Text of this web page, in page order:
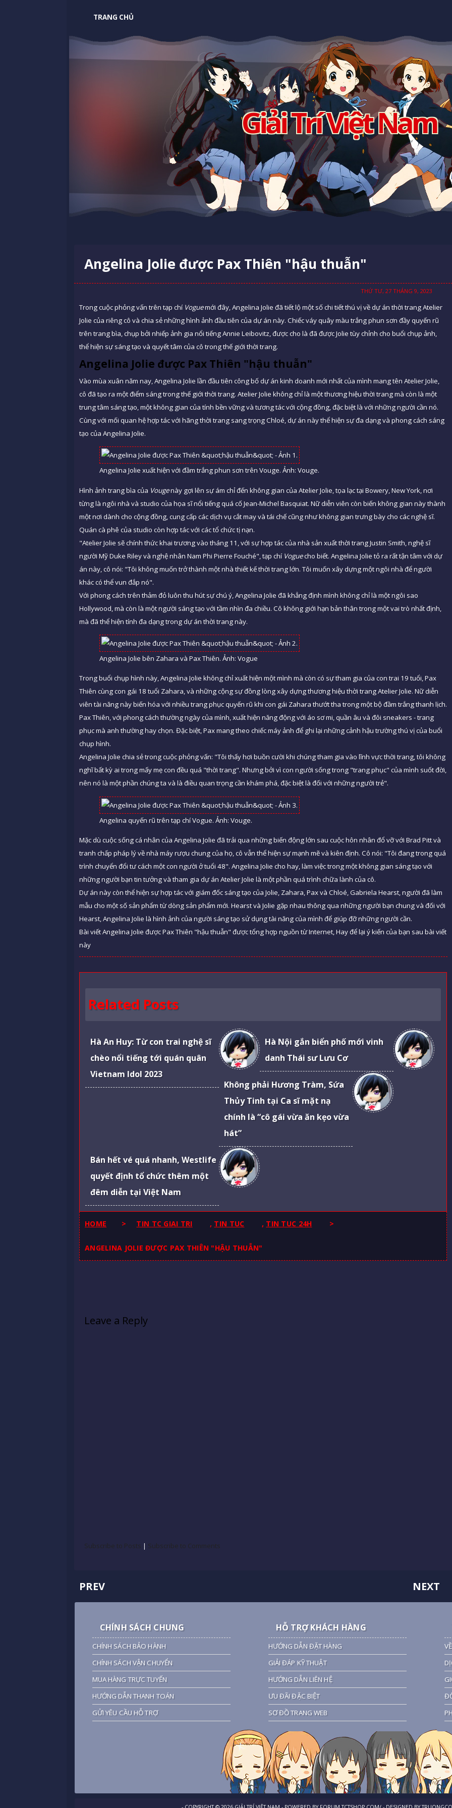
TRANG CHỦ
Giải Trí Việt Nam
Angelina Jolie được Pax Thiên "hậu thuẫn"
THỨ TƯ, 27 THÁNG 9, 2023
Trong cuộc phỏng vấn trên tạp chí Voguemới đây, Angelina Jolie đã tiết lộ một số chi tiết thú vị về dự án thời trang Atelier
Jolie của riêng cô và chia sẻ những hình ảnh đầu tiên của dự án này. Chiếc váy quây màu trắng phun sơn đầy quyến rũ
trên trang bìa, chụp bởi nhiếp ảnh gia nổi tiếng Annie Leibovitz, được cho là đã được Jolie tùy chỉnh cho buổi chụp ảnh,
thể hiện sự sáng tạo và quyết tâm của cô trong thế giới thời trang.
Angelina Jolie được Pax Thiên "hậu thuẫn"
Vào mùa xuân năm nay, Angelina Jolie lần đầu tiên công bố dự án kinh doanh mới nhất của mình mang tên Atelier Jolie,
cô đã tạo ra một điểm sáng trong thế giới thời trang. Atelier Jolie không chỉ là một thương hiệu thời trang mà còn là một
trung tâm sáng tạo, một không gian của tính bền vững và tương tác với cộng đồng, đặc biệt là với những người cần nó.
Cùng với mối quan hệ hợp tác với hãng thời trang sang trọng Chloé, dự án này thể hiện sự đa dạng và phong cách sáng
tạo của Angelina Jolie.
Angelina Jolie xuất hiện với đầm trắng phun sơn trên Vouge. Ảnh: Vouge.
Hình ảnh trang bìa của Vougenày gợi lên sự ám chỉ đến không gian của Atelier Jolie, tọa lạc tại Bowery, New York, nơi
từng là ngôi nhà và studio của họa sĩ nổi tiếng quá cố Jean-Michel Basquiat. Nữ diễn viên còn biến không gian này thành
một nơi dành cho cộng đồng, cung cấp các dịch vụ cắt may và tái chế cũng như không gian trưng bày cho các nghệ sĩ.
Quán cà phê của studio còn hợp tác với các tổ chức tị nạn.
"Atelier Jolie sẽ chính thức khai trương vào tháng 11, với sự hợp tác của nhà sản xuất thời trang Justin Smith, nghệ sĩ
người Mỹ Duke Riley và nghệ nhân Nam Phi Pierre Fouché", tạp chí Voguecho biết. Angelina Jolie tỏ ra rất tận tâm với dự
án này, cô nói: "Tôi không muốn trở thành một nhà thiết kế thời trang lớn. Tôi muốn xây dựng một ngôi nhà để người
khác có thể vun đắp nó".
Với phong cách trên thảm đỏ luôn thu hút sự chú ý, Angelina Jolie đã khẳng định mình không chỉ là một ngôi sao
Hollywood, mà còn là một người sáng tạo với tầm nhìn đa chiều. Cô không giới hạn bản thân trong một vai trò nhất định,
mà đã thể hiện tính đa dạng trong dự án thời trang này.
Angelina Jolie bên Zahara và Pax Thiên. Ảnh: Vogue
Trong buổi chụp hình này, Angelina Jolie không chỉ xuất hiện một mình mà còn có sự tham gia của con trai 19 tuổi, Pax
Thiên cùng con gái 18 tuổi Zahara, và những cộng sự đồng lòng xây dựng thương hiệu thời trang Atelier Jolie. Nữ diễn
viên tài năng này biến hóa với nhiều trang phục quyến rũ khi con gái Zahara thướt tha trong một bộ đầm trắng thanh lịch.
Pax Thiên, với phong cách thường ngày của mình, xuất hiện năng động với áo sơ mi, quần âu và đôi sneakers - trang
phục mà anh thường hay chọn. Đặc biệt, Pax mang theo chiếc máy ảnh để ghi lại những cảnh hậu trường thú vị của buổi
chụp hình.
Angelina Jolie chia sẻ trong cuộc phỏng vấn: "Tôi thấy hơi buồn cười khi chúng tham gia vào lĩnh vực thời trang, tôi không
nghĩ bất kỳ ai trong mấy mẹ con đều quá "thời trang". Nhưng bởi vì con người sống trong "trang phục" của mình suốt đời,
nên nó là một phần chúng ta và là điều quan trọng cần khám phá, đặc biệt là đối với những người trẻ".
Angelina quyến rũ trên tạp chí Vogue. Ảnh: Vouge.
Mặc dù cuộc sống cá nhân của Angelina Jolie đã trải qua những biến động lớn sau cuộc hôn nhân đổ vỡ với Brad Pitt và
tranh chấp pháp lý về nhà máy rượu chung của họ, cô vẫn thể hiện sự mạnh mẽ và kiên định. Cô nói: "Tôi đang trong quá
trình chuyển đổi tư cách một con người ở tuổi 48". Angelina Jolie cho hay, làm việc trong một không gian sáng tạo với
những người bạn tin tưởng và tham gia dự án Atelier Jolie là một phần quá trình chữa lành của cô.
Dự án này còn thể hiện sự hợp tác với giám đốc sáng tạo của Jolie, Zahara, Pax và Chloé, Gabriela Hearst, người đã làm
mẫu cho một số sản phẩm từ dòng sản phẩm mới. Hearst và Jolie gặp nhau thông qua những người bạn chung và đối với
Hearst, Angelina Jolie là hình ảnh của người sáng tạo sử dụng tài năng của mình để giúp đỡ những người cần.
Bài viết Angelina Jolie được Pax Thiên "hậu thuẫn" được tổng hợp nguồn từ Internet, Hay để lại ý kiến của bạn sau bài viết
này
Related Posts
Hà An Huy: Từ con trai nghệ sĩ
chèo nổi tiếng tới quán quân
Vietnam Idol 2023
Hà Nội gắn biển phố mới vinh
danh Thái sư Lưu Cơ
Không phải Hương Tràm, Sứa
Thủy Tinh tại Ca sĩ mặt nạ
chính là “cô gái vừa ăn kẹo vừa
hát”
Bán hết vé quá nhanh, Westlife
quyết định tổ chức thêm một
đêm diễn tại Việt Nam
HOME > TIN TC GIAI TRI , TIN TUC , TIN TUC 24H >
ANGELINA JOLIE ĐƯỢC PAX THIÊN "HẬU THUẪN"
Leave a Reply
Subscribe to Posts | Subscribe to Comments
NEXT
PREV
CHÍNH SÁCH CHUNG
CHÍNH SÁCH BẢO HÀNH
CHÍNH SÁCH VẬN CHUYỂN
MUA HÀNG TRỰC TUYẾN
HƯỚNG DẪN THANH TOÁN
GỬI YÊU CẦU HỖ TRỢ
HỖ TRỢ KHÁCH HÀNG
HƯỚNG DẪN ĐẶT HÀNG
GIẢI ĐÁP KỸ THUẬT
HƯỚNG DẪN LIÊN HỆ
ƯU ĐÃI ĐẶC BIỆT
SƠ ĐỒ TRANG WEB